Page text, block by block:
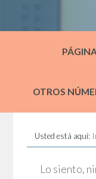
OTROS
Usted está aquí:
Lo siento,